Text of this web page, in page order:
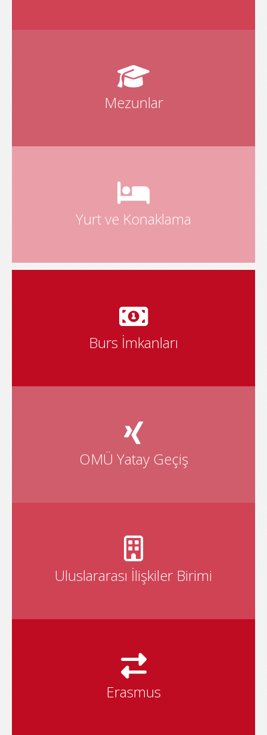
OMÜ Mezunlar Koordinatörlüğü hakkında bilgi için
Mezunlar
Üniversitemizin sağladığı yurt ve konaklama imkanlarını
Yurt ve Konaklama
Burs imkanlarımız hakkında daha fazla bilgi almak için
Burs İmkanları
Üniversitemize gelmek isteyen tüm adaylarımız, "Yatay
Geçiş" ile ilgili detaylı bilgi almak için
OMÜ Yatay Geçiş
Üniversitemizin tüm Uluslararası anlaşmaları ve iş
birliktelerimiz hakkında bilgi almak için
Uluslararası İlişkiler Birimi
Uluslararası – Ulusal öğrenci değişim programı Erasmus
ile ilgili tüm detaylar için
Erasmus